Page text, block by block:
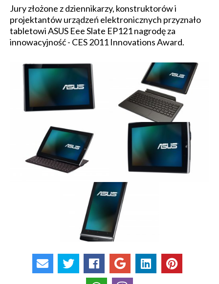
Jury złożone z dziennikarzy, konstruktorów i
projektantów urządzeń elektronicznych przyznało
tabletowi ASUS Eee Slate EP121 nagrodę za
innowacyjność - CES 2011 Innovations Award.